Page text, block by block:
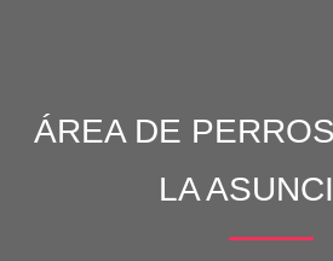
ÁREA DE
LA